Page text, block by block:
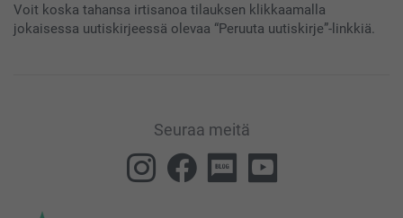
Voit koska tahansa irtisanoa tilauksen klikkaamalla
jokaisessa uutiskirjeessä olevaa “Peruuta uutiskirje”-linkkiä.
Seuraa meitä